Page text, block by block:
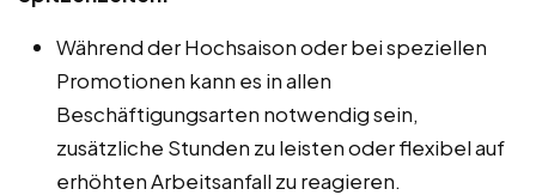
Während der Hochsaison oder bei speziellen
Promotionen kann es in allen
Beschäftigungsarten notwendig sein,
zusätzliche Stunden zu leisten oder flexibel auf
erhöhten Arbeitsanfall zu reagieren.